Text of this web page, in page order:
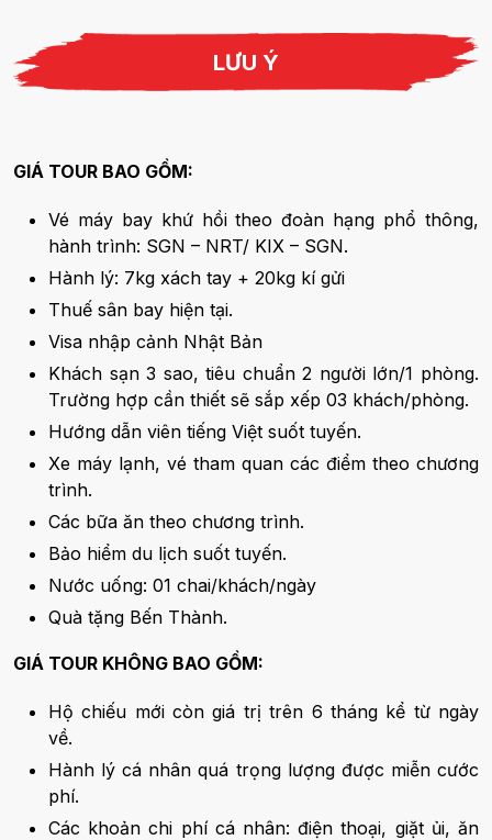
LƯU Ý
GIÁ TOUR BAO GỒM:
Vé máy bay khứ hồi theo đoàn hạng phổ thông,
hành trình: SGN – NRT/ KIX – SGN.
Hành lý: 7kg xách tay + 20kg kí gửi
Thuế sân bay hiện tại.
Visa nhập cảnh Nhật Bản
Khách sạn 3 sao, tiêu chuẩn 2 người lớn/1 phòng.
Trường hợp cần thiết sẽ sắp xếp 03 khách/phòng.
Hướng dẫn viên tiếng Việt suốt tuyến.
Xe máy lạnh, vé tham quan các điểm theo chương
trình.
Các bữa ăn theo chương trình.
Bảo hiểm du lịch suốt tuyến.
Nước uống: 01 chai/khách/ngày
Quà tặng Bến Thành.
GIÁ TOUR KHÔNG BAO GỒM:
Hộ chiếu mới còn giá trị trên 6 tháng kể từ ngày
về.
Hành lý cá nhân quá trọng lượng được miễn cước
phí.
Các khoản chi phí cá nhân: điện thoại, giặt ủi, ăn